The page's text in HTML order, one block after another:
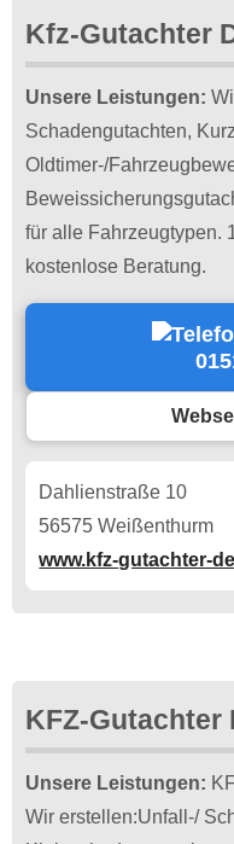
Kfz-Gutachter
Unsere Leistungen:
Schadengutachten,
Oldtimer-/
für alle Fahrzeugtypen.
kostenlose Beratung.
Dahlienstraße 10
56575 Weißenthurm
www.kfz-gutachter-
KFZ-Gutachter
Unsere Leistungen:
Wir erstellen:Unfall-/